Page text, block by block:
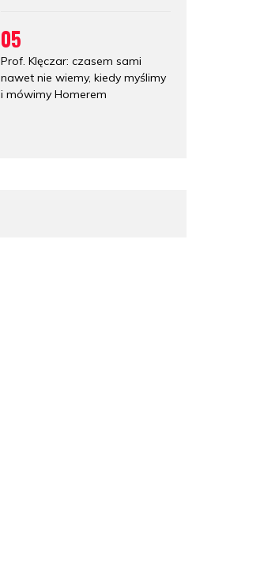
05
Prof. Klęczar: czasem sami
nawet nie wiemy, kiedy myślimy
i mówimy Homerem